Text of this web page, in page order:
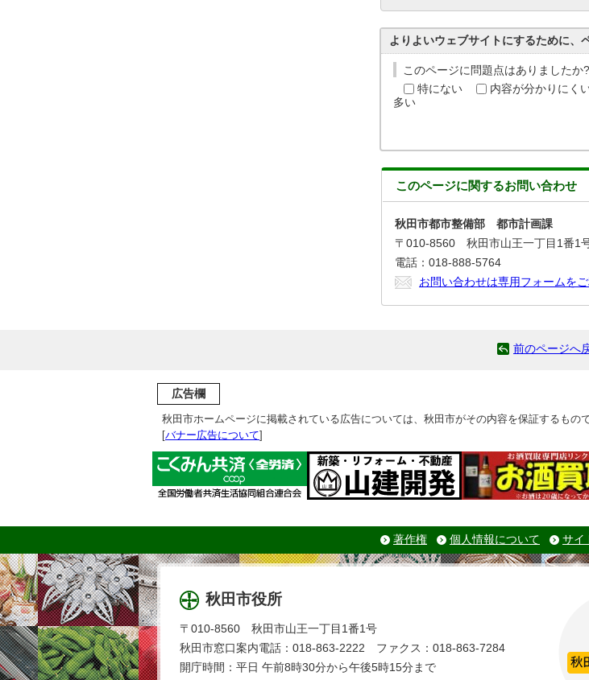
よりよいウェブサイトにするために、
このページに問題点はありましたか?
特にない
内容が分かりにく
多い
このページに関するお問い合わせ
秋田市都市整備部 都市計画課
〒010-8560 秋田市山王一丁目1番1
電話：018-888-5764
お問い合わせは専用フォームをご
前のページへ
広告欄
秋田市ホームページに掲載されている広告については、秋田市がその内容を保証するもの
[バナー広告について]
著作権 個人情報について サイ
秋田市役所
〒010-8560 秋田市山王一丁目1番1号
秋田市窓口案内電話：018-863-2222 ファクス：018-863-7284
開庁時間：平日 午前8時30分から午後5時15分まで